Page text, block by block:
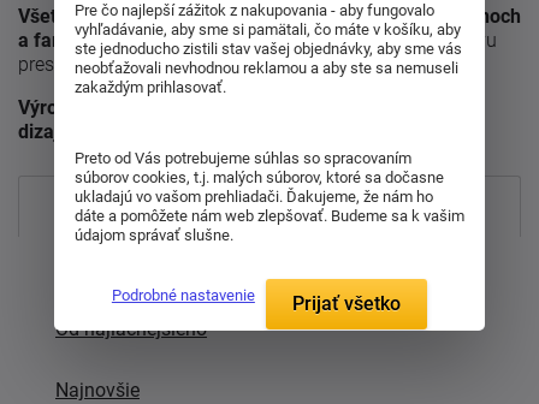
Všetky prvky sú dostupné v rôznych rozmeroch, dezénoch
a farebných variantoch, takže si ľahko vyberiete zostavu
presne na mieru vašej jedálne.
Výrobky Iktus sú zárukou českej kvality, elegantného
dizajnu a dlhej životnosti.
Najpredávanejšie
Od najlacnejšieho
Najnovšie
Pre čo najlepší zážitok z nakupovania - aby fungovalo
vyhľadávanie, aby sme si pamätali, čo máte v košíku, aby
ste jednoducho zistili stav vašej objednávky, aby sme vás
neobťažovali nevhodnou reklamou a aby ste sa nemuseli
zakaždým prihlasovať.
Preto od Vás potrebujeme súhlas so spracovaním
súborov cookies, t.j. malých súborov, ktoré sa dočasne
ukladajú vo vašom prehliadači. Ďakujeme, že nám ho
dáte a pomôžete nám web zlepšovať. Budeme sa k vašim
údajom správať slušne.
Podrobné nastavenie Prijať všetko